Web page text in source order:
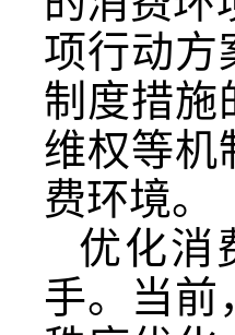
项行动方
制度措施
维权等机
费环境。
优化消
手。当前